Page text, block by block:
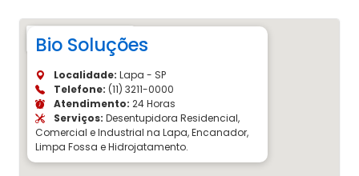
Bio Soluções
Localidade: Lapa - SP
Telefone: (11) 3211-0000
Atendimento: 24 Horas
Serviços: Desentupidora Residencial,
Comercial e Industrial na Lapa, Encanador,
Limpa Fossa e Hidrojatamento.